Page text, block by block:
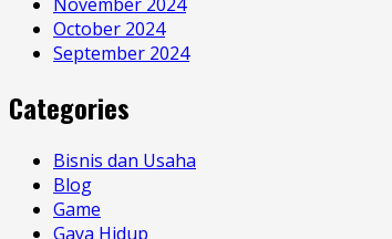
October 2024
September 2024
Categories
Bisnis dan Usaha
Blog
Game
Gaya Hidup